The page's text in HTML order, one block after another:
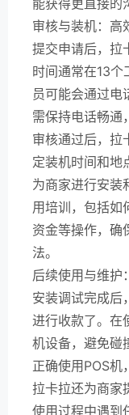
能获得更直接的
审核与装机：高
提交申请后，拉
时间通常在13个
员可能会通过电
需保持电话畅通
审核通过后，拉
定装机时间和地
为商家进行安装
用培训，包括如
资金等操作，确
法。
后续使用与维护
安装调试完成后
进行收款了。在
机设备，避免碰
正确使用POS机
拉卡拉还为商家
使用过程中遇到